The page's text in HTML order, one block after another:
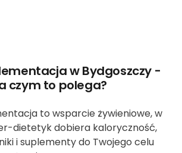
w Bydgoszczy -
czym to polega?
to wsparcie żywieniowe, w
dietetyk dobiera kaloryczność,
i suplementy do Twojego celu